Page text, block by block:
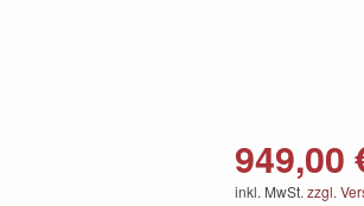
949,00
inkl. MwSt.zzgl.